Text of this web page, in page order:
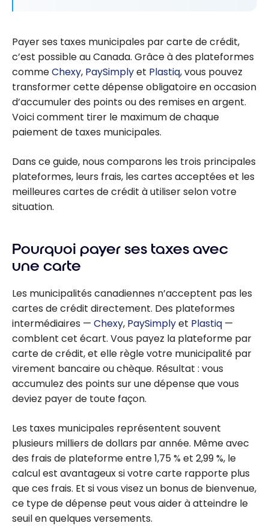
Payer ses taxes municipales par carte de crédit,
c’est possible au Canada. Grâce à des plateformes
commeChexy, PaySimplyet Plastiq, vous pouvez
transformer cette dépense obligatoire en occasion
d’accumuler des points ou des remises en argent.
Voici comment tirer le maximum de chaque
paiement de taxes municipales.
Dans ce guide, nous comparons les trois principales
plateformes, leurs frais, les cartes acceptées et les
meilleures cartes de crédit à utiliser selon votre
situation.
Pourquoi payer ses taxes avec
une carte
Les municipalités canadiennes n’acceptent pas les
cartes de crédit directement. Des plateformes
intermédiaires — Chexy, PaySimplyet Plastiq —
comblent cet écart. Vous payez la plateforme par
carte de crédit, et elle règle votre municipalité par
virement bancaire ou chèque. Résultat : vous
accumulez des points sur une dépense que vous
deviez payer de toute façon.
Les taxes municipales représentent souvent
plusieurs milliers de dollars par année. Même avec
des frais de plateforme entre 1,75 % et 2,99 %, le
calcul est avantageux si votre carte rapporte plus
que ces frais. Et si vous visez un bonus de bienvenue,
ce type de dépense peut vous aider à atteindre le
seuil en quelques versements.